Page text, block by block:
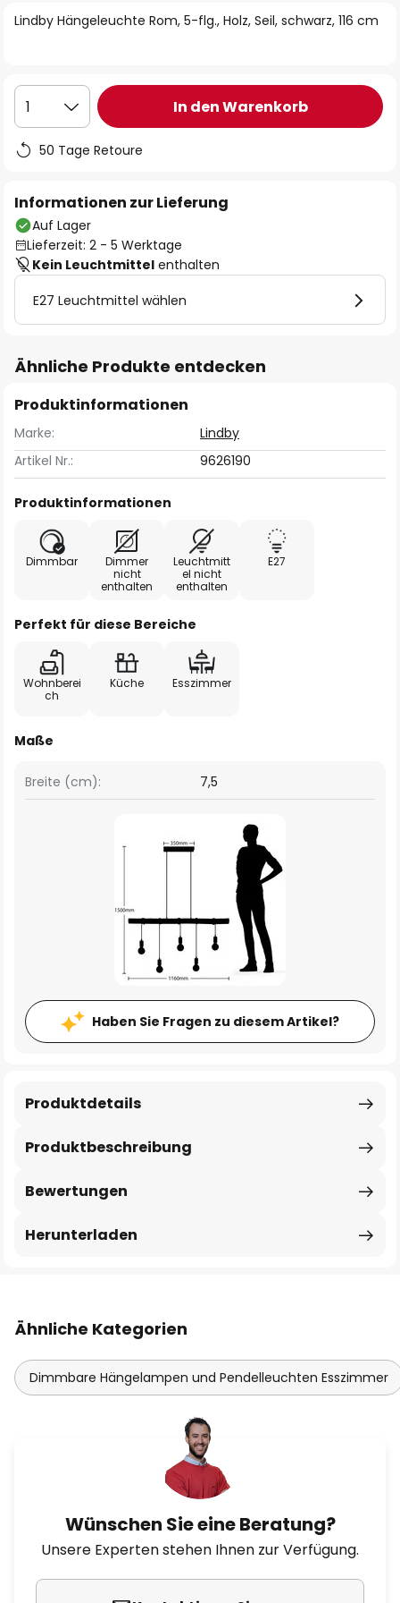
Lindby Hängeleuchte Rom, 5-flg., Holz, Seil, schwarz, 116 cm
1 In den Warenkorb
50 Tage Retoure
Informationen zur Lieferung
Auf Lager
Lieferzeit: 2 - 5 Werktage
Kein Leuchtmittel enthalten
E27 Leuchtmittel wählen
Ähnliche Produkte entdecken
Produktinformationen
Marke:
Lindby
Artikel Nr.:
9626190
Produktinformationen
Dimmbar
Dimmer
nicht
enthalten
Leuchtmitt
el nicht
enthalten
E27
Perfekt für diese Bereiche
Wohnberei
ch
Küche Esszimmer
Maße
Breite (cm): 7,5
Haben Sie Fragen zu diesem Artikel?
Produktbeschreibung
Produktdetails
Bewertungen
Herunterladen
Ähnliche Kategorien
Dimmbare Hängelampen und Pendelleuchten Esszimmer
Wünschen Sie eine Beratung?
Unsere Experten stehen Ihnen zur Verfügung.